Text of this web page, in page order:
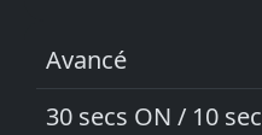
Avancé
30 secs ON / 10